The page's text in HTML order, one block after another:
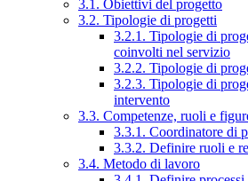
3.1. Obiettivi del progetto
3.2. Tipologie di progetti
3.2.1. Tipologie di
coinvolti nel servizio
3.2.2. Tipologie di
3.2.3. Tipologie di
intervento
3.3. Competenze, ruoli e
3.3.1. Coordinatore di
3.3.2. Definire ruoli e
3.4. Metodo di lavoro